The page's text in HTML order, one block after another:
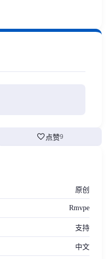
favorite 点赞9
原创
Rmvpe
支持
中文